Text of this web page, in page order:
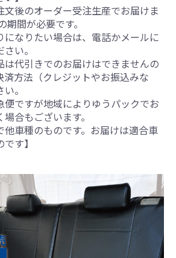
後のオーダー受注生産でお届けま
間が必要です。
になりたい場合は、電話かメールに
い。
は代引きでのお届けはできませんの
済方法（クレジットやお振込みな
。
便ですが地域によりゆうパックでお
合もございます。
他車種のものです。お届けは適合車
す】